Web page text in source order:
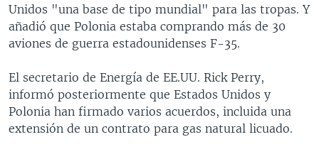
Unidos "una base de tipo mundial" para las tropas. Y
añadió que Polonia estaba comprando más de 30
aviones de guerra estadounidenses F-35.
El secretario de Energía de EE.UU. Rick Perry,
informó posteriormente que Estados Unidos y
Polonia han firmado varios acuerdos, incluida una
extensión de un contrato para gas natural licuado.